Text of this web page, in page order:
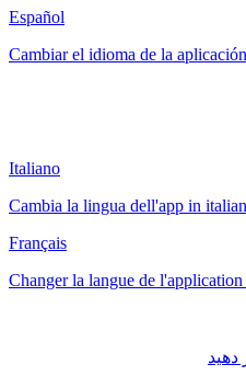
Español
Cambiar el idioma de la
Italiano
Cambia la lingua dell'app in
Français
Changer la langue de